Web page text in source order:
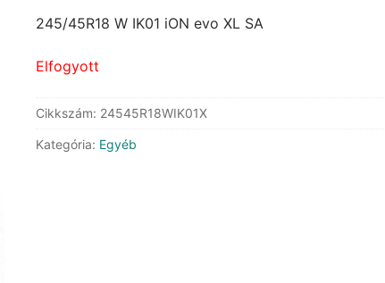
was:
is:
245/45R18 W IK01 iON evo XL SA
Elfogyott
Cikkszám: 24545R18WIK01X
Kategória: Egyéb